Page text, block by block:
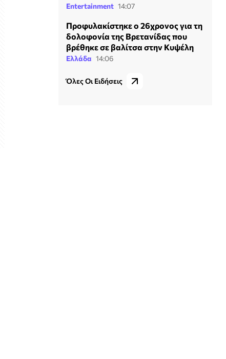
Entertainment 14:07
Προφυλακίστηκε ο 26χρονος για τη
δολοφονία της Βρετανίδας που
βρέθηκε σε βαλίτσα στην Κυψέλη
Ελλάδα 14:06
Όλες Οι Ειδήσεις